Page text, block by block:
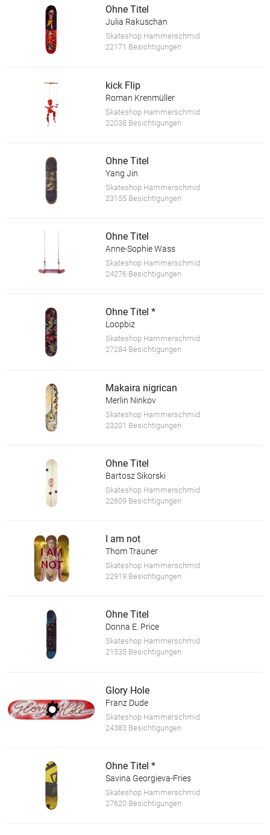
Ohne Titel
Julia Rakuschan
Skateshop Hammerschmid
22171 Besichtigungen
kick Flip
Roman Krenmüller
Skateshop Hammerschmid
22038 Besichtigungen
Ohne Titel
Yang Jin
Skateshop Hammerschmid
23155 Besichtigungen
Ohne Titel
Anne-Sophie Wass
Skateshop Hammerschmid
24276 Besichtigungen
Ohne Titel *
Loopbiz
Skateshop Hammerschmid
27284 Besichtigungen
Makaira nigrican
Merlin Ninkov
Skateshop Hammerschmid
23201 Besichtigungen
Ohne Titel
Bartosz Sikorski
Skateshop Hammerschmid
22609 Besichtigungen
I am not
Thom Trauner
Skateshop Hammerschmid
22919 Besichtigungen
Ohne Titel
Donna E. Price
Skateshop Hammerschmid
21535 Besichtigungen
Glory Hole
Franz Dude
Skateshop Hammerschmid
24383 Besichtigungen
Ohne Titel *
Savina Georgieva-Fries
Skateshop Hammerschmid
27620 Besichtigungen